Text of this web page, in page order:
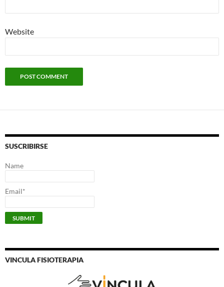
Website
SUSCRIBIRSE
Name
Email*
VINCULA FISIOTERAPIA